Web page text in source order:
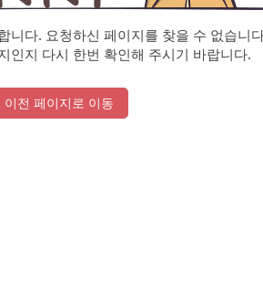
니다. 요청하신 페이지를 찾을 수 없습니
인지 다시 한번 확인해 주시기 바랍니다.
이전 페이지로 이동